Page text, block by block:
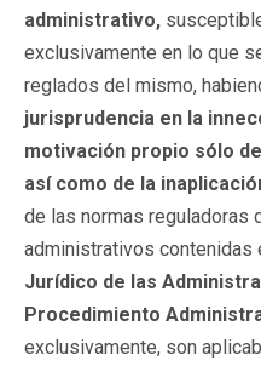
administrativo,
exclusivamente en lo que
reglados del mismo,
jurisprudencia en la
motivación propio sólo
así como de la
de las normas reguladoras
administrativos contenidas
Jurídico de las
Procedimiento
exclusivamente, son